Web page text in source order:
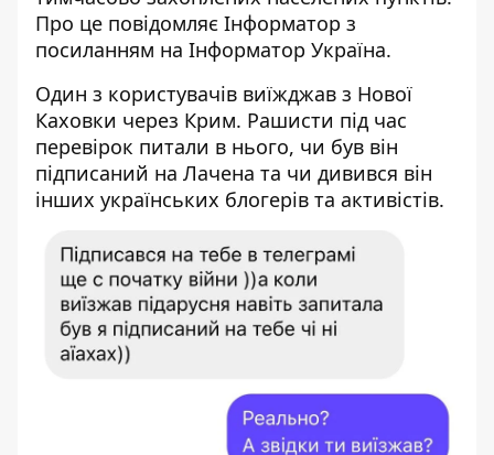
Про це повідомляє Інформатор з
посиланням на Інформатор Україна.
Один з користувачів виїжджав з Нової
Каховки через Крим. Рашисти під час
перевірок питали в нього, чи був він
підписаний на Лачена та чи дивився він
інших українських блогерів та активістів.